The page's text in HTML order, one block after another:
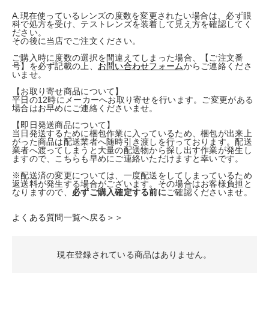
A.現在使っているレンズの度数を変更されたい場合は、必ず眼
科で処方を受け、テストレンズを装着して見え方を確認してく
ださい。
その後に当店でご注文ください。
ご購入時に度数の選択を間違えてしまった場合、【ご注文番
号】を必ず記載の上、 お問い合わせフォームからご連絡くださ
いませ。
【お取り寄せ商品について】
平日の12時にメーカーへお取り寄せを行います。ご変更がある
場合はお早めにご連絡くださいませ。
【即日発送商品について】
当日発送するために梱包作業に入っているため、梱包が出来上
がった商品は配送業者へ随時引き渡しを行っております。配送
業者へ渡ってしまうと大量の配送物から探し出す作業が発生し
ますので、こちらも早めにご連絡いただけますと幸いです。
※配送済の変更については、一度配送をしてしまっているため
返送料が発生する場合がございます。その場合はお客様負担と
なりますので、 必ずご購入確定する前にご確認くださいませ。
よくある質問一覧へ戻る＞＞
現在登録されている商品はありません。